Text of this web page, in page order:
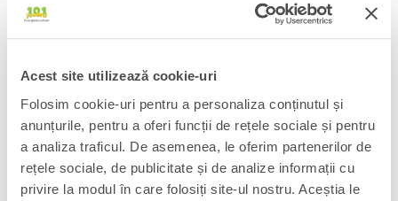
Acest site utilizează cookie-uri
Folosim cookie-uri pentru a personaliza conținutul și
anunțurile, pentru a oferi funcții de rețele sociale și pentru
a analiza traficul. De asemenea, le oferim partenerilor de
rețele sociale, de publicitate și de analize informații cu
privire la modul în care folosiți site-ul nostru. Aceștia le
Fii client VIP la 101jucarii! Afla cum accesand
DESCRIERE
Set accesorii joc de rol si Figurina articulata Roman Reigns Main
Event.